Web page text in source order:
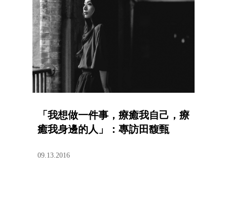
「我想做一件事，療癒我自己，療
癒我身邊的人」：專訪田馥甄
09.13.2016